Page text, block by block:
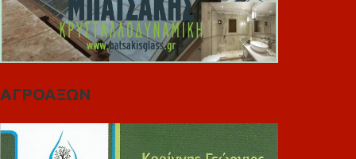
ΑΓΡΟΑΞΩΝ